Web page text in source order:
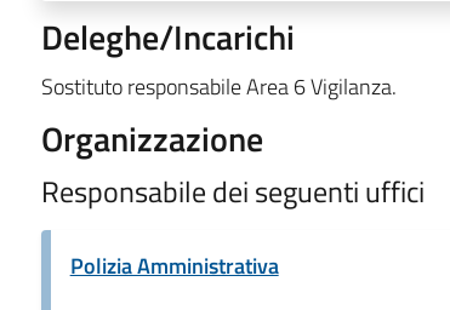
Deleghe/Incarichi
Sostituto responsabile Area 6 Vigilanza.
Organizzazione
Responsabile dei seguenti uffici
Polizia Amministrativa